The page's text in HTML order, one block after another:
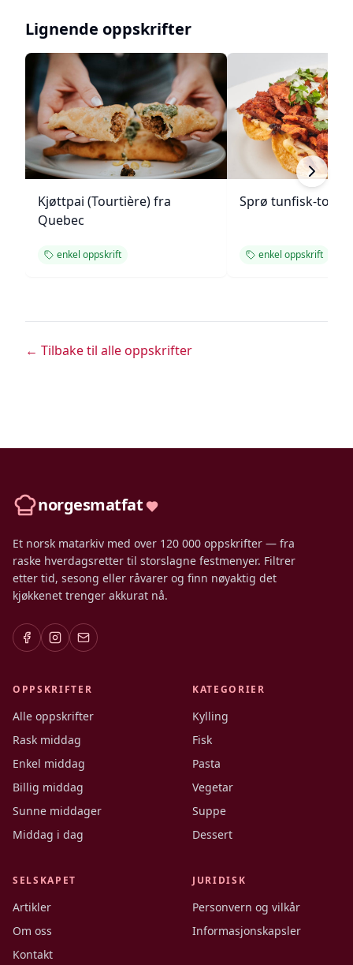
Lignende oppskrifter
Kjøttpai (Tourtière) fra
Quebec
enkel oppskrift
Sprø tunfisk-
enkel oppskrift
← Tilbake til alle oppskrifter
norgesmatfat
Et norsk matarkiv med over 120 000 oppskrifter — fra
raske hverdagsretter til storslagne festmenyer. Filtrer
etter tid, sesong eller råvarer og finn nøyaktig det
kjøkkenet trenger akkurat nå.
OPPSKRIFTER
Alle oppskrifter
Rask middag
Enkel middag
Billig middag
Sunne middager
Middag i dag
KATEGORIER
Kylling
Fisk
Pasta
Vegetar
Suppe
Dessert
SELSKAPET
Artikler
Om oss
Kontakt
JURIDISK
Personvern og vilkår
Informasjonskapsler